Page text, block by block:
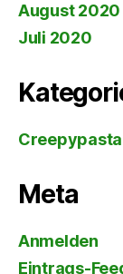
August 2020
Juli 2020
Creepypasta
Meta
Anmelden
Eintrags-